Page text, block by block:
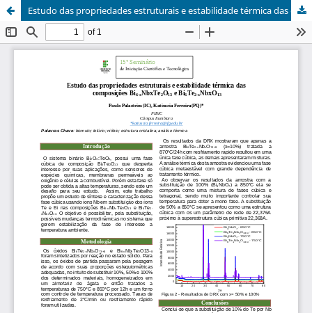
Estudo das propriedades estruturais e estabilidade térmica das composições Bi6-xNbxTe2O13 e Bi6Te2-xNbxO13